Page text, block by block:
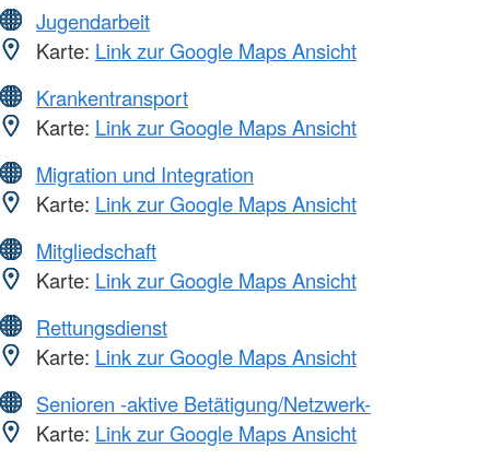
Jugendarbeit
Karte: Link zur Google Maps Ansicht
Krankentransport
Karte: Link zur Google Maps Ansicht
Migration und Integration
Karte: Link zur Google Maps Ansicht
Mitgliedschaft
Karte: Link zur Google Maps Ansicht
Rettungsdienst
Karte: Link zur Google Maps Ansicht
Senioren -aktive Betätigung/Netzwerk-
Karte: Link zur Google Maps Ansicht